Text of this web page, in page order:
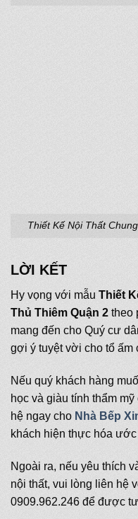
Thiết Kế Nội Thất
LỜI KẾT
Hy vọng với mẫu Thiết
Thủ Thiêm Quận 2 theo
mang đến cho Quý cư
gợi ý tuyệt vời cho tổ ấm
Nếu quý khách hàng
học và giàu tính thẩm
hệ ngay cho Nhà Bếp
khách hiện thực hóa
Ngoài ra, nếu yêu thích
nội thất, vui lòng liên hệ
0909.962.246 để được